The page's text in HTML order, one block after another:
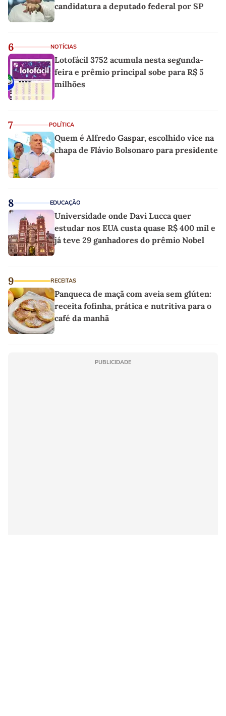
candidatura a deputado federal por SP
6 NOTÍCIAS
Lotofácil 3752 acumula nesta segunda-
feira e prêmio principal sobe para R$ 5
milhões
7 POLÍTICA
Quem é Alfredo Gaspar, escolhido vice na
chapa de Flávio Bolsonaro para presidente
8 EDUCAÇÃO
Universidade onde Davi Lucca quer
estudar nos EUA custa quase R$ 400 mil e
já teve 29 ganhadores do prêmio Nobel
9 RECEITAS
Panqueca de maçã com aveia sem glúten:
receita fofinha, prática e nutritiva para o
café da manhã
PUBLICIDADE